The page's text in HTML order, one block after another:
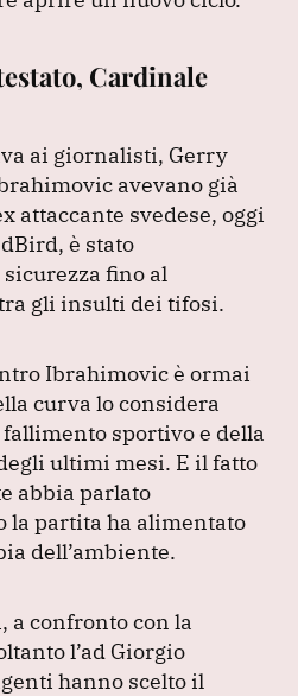
Cardinale
ai giornalisti, Gerry
avevano già
attaccante svedese, oggi
è stato
fino al
gli insulti dei tifosi.
Ibrahimovic è ormai
curva lo considera
sportivo e della
ultimi mesi. E il fatto
abbia parlato
la partita ha alimentato
dell’ambiente.
a confronto con la
l’ad Giorgio
hanno scelto il